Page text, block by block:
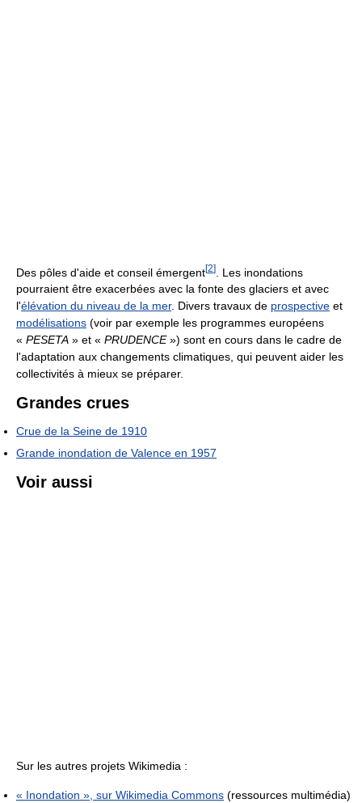
Des pôles d'aide et conseil émergent[2]
. Les inondations
pourraient être exacerbées avec la fonte des glaciers et avec
l'élévation du niveau de la mer. Divers travaux de prospective et
modélisations (voir par exemple les programmes européens
« PESETA » et « PRUDENCE») sont en cours dans le cadre de
l'adaptation aux changements climatiques, qui peuvent aider les
collectivités à mieux se préparer.
Grandes crues
Crue de la Seine de 1910
Grande inondation de Valence en 1957
Voir aussi
Sur les autres projets Wikimedia :
« Inondation », sur Wikimedia Commons (ressources multimédia)